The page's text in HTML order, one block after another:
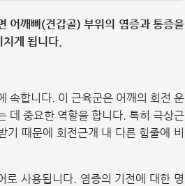
어깨뼈(견갑골) 부위의 염증과 통증을
게 됩니다.
속합니다. 이 근육군은 어깨의 회전 운
데 중요한 역할을 합니다. 특히 극상근
때문에 회전근개 내 다른 힘줄에 비
로 사용됩니다. 염증의 기전에 대한 명